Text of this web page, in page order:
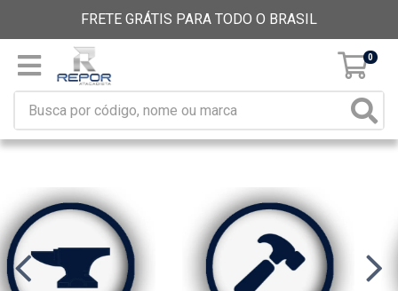
FRETE GRÁTIS PARA TODO O BRASIL
0